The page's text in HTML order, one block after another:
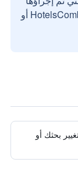
بواسطة مستخدمين حقيقيين مع HotelsCombined أو
بحثك أو